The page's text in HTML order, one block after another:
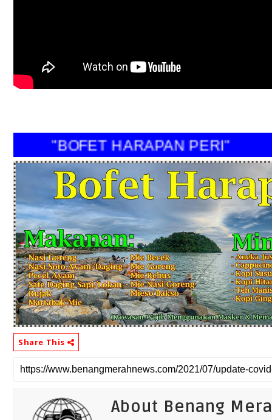
"BOFET HARAPAN PERI"
Share This
About Benang